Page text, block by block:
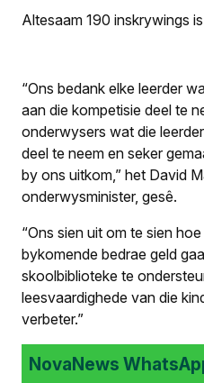
Altesaam 190 inskrywings
“Ons bedank elke leerder
aan die kompetisie deel te
onderwysers wat die
deel te neem en seker
by ons uitkom,” het David
onderwysminister, gesê.
“Ons sien uit om te sien
bykomende bedrae geld
skoolbiblioteke te
leesvaardighede van die
verbeter.”
NovaNews